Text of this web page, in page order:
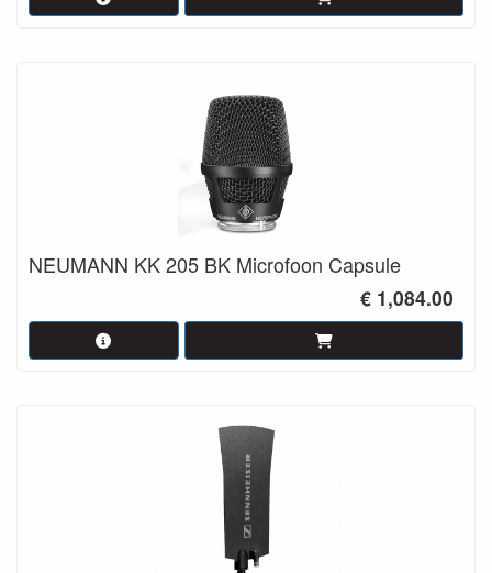
NEUMANN KK 205 BK Microfoon Capsule
€ 1,084.00